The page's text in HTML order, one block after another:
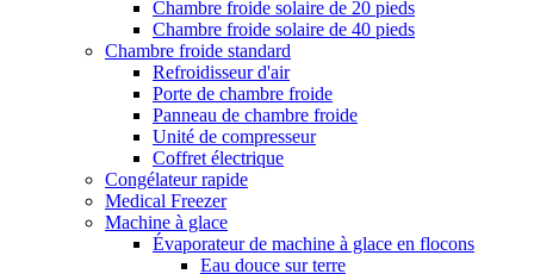
Chambre froide solaire de 20 pieds
Chambre froide solaire de 40 pieds
Chambre froide standard
Refroidisseur d'air
Porte de chambre froide
Panneau de chambre froide
Unité de compresseur
Coffret électrique
Congélateur rapide
Medical Freezer
Machine à glace
Évaporateur de machine à glace en flocons
Eau douce sur terre